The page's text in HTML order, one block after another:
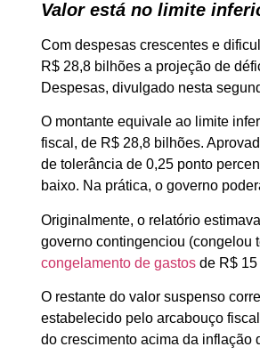
Valor está no limite
Com despesas crescentes e
R$ 28,8 bilhões a projeção de
Despesas, divulgado nesta
O montante equivale ao limite
fiscal, de R$ 28,8 bilhões.
de tolerância de 0,25 ponto
baixo. Na prática, o governo
Originalmente, o relatório
governo contingenciou (congelou
congelamento de gastos de R$
O restante do valor suspenso
estabelecido pelo arcabouço
do crescimento acima da inflação